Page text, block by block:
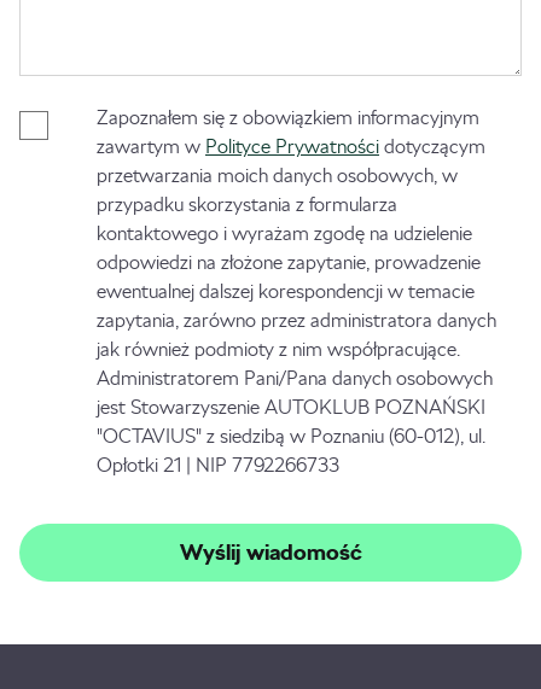
Zapoznałem się z obowiązkiem informacyjnym
zawartym w Polityce Prywatności dotyczącym
przetwarzania moich danych osobowych, w
przypadku skorzystania z formularza
kontaktowego i wyrażam zgodę na udzielenie
odpowiedzi na złożone zapytanie, prowadzenie
ewentualnej dalszej korespondencji w temacie
zapytania, zarówno przez administratora danych
jak również podmioty z nim współpracujące.
Administratorem Pani/Pana danych osobowych
jest Stowarzyszenie AUTOKLUB POZNAŃSKI
"OCTAVIUS" z siedzibą w Poznaniu (60-012), ul.
Opłotki 21 | NIP 7792266733